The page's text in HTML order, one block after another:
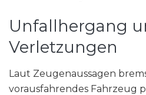
Unfallhergang
Verletzungen
Laut Zeugenaussagen
vorausfahrendes Fahrzeug